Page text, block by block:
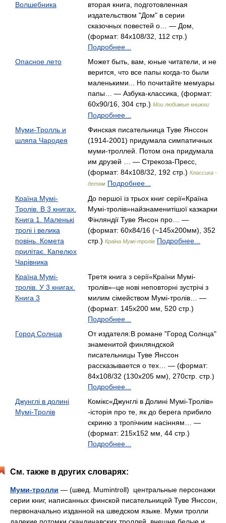
Волшебника
вторая книга, подготов­ленная
издательством "Дом" в серии
сказочных повестей о… — Дом,
(формат: 84x108/32, 112 стр.)
Подробнее...
Опасное лето
Может быть, вам, юные читатели, и не
верится, что все папы когда-то были
маленькими... Но почитайте мемуары
папы… — Азбука-классика, (формат:
60x90/16, 304 стр.) Мои любимые книжки
Подробнее...
Муми-Тролль и
шляпа Чародея
Финская писательница Туве Янссон
(1914-2001) придумала симпатичных
муми-троллей. Потом она придумала
им друзей … — Стрекоза-Пресс,
(формат: 84x108/32, 192 стр.) Классика -
детям Подробнее...
Країна Мумі-
Тролів. В 3 книгах.
Книга 1. Маленькі
тролі і велика
повінь. Комета
прилітає. Капелюх
Чарівника
До першої із трьох книг серії«Країна
Мумі-тролів»найзнаменитішої казкарки
Фінляндії Туве Янсон про… —
(формат: 60x84/16 (~145x200мм), 352
стр.) Країна Мумі-тролів Подробнее...
Країна Мумі-
тролів. У 3 книгах.
Книга 3
Третя книга з серії«Країни Мумі-
тролів»–це нові неповторні зустрічі з
милим сімейством Мумі-тролів… —
(формат: 145х200 мм, 520 стр.)
Подробнее...
Город Солнца
От издателя:В романе "Город Солнца"
знаменитой финляндской
писательницы Туве Янссон
рассказывается о тех… — (формат:
84x108/32 (130х205 мм), 270стр. стр.)
Подробнее...
Джунглі в долині
Мумі-Тролів
Комікс«Джунглі в Долині Мумі-Тролів»
-історія про те, як до берега прибило
скриню з тропічним насінням… —
(формат: 215х152 мм, 44 стр.)
Подробнее...
См. также в других словарях:
Муми-тролли — (швед. Mumintroll) центральные персонажи
серии книг, написанных финской писательницей Туве Янссон,
первоначально изданной на шведском языке. Муми тролли